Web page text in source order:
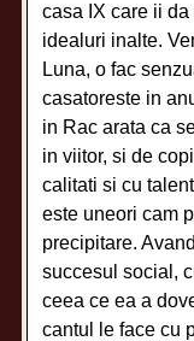
casa IX care ii
idealuri inalte.
Luna, o fac
casatoreste in
in Rac arata ca
in viitor, si de
calitati si cu
este uneori cam
precipitare.
succesul social,
ceea ce ea a
cantul le face cu